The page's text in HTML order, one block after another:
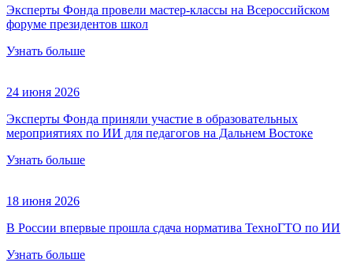
Эксперты Фонда провели мастер-классы на Всероссийском
форуме президентов школ
Узнать больше
24 июня 2026
Эксперты Фонда приняли участие в образовательных
мероприятиях по ИИ для педагогов на Дальнем Востоке
Узнать больше
18 июня 2026
В России впервые прошла сдача норматива ТехноГТО по ИИ
Узнать больше